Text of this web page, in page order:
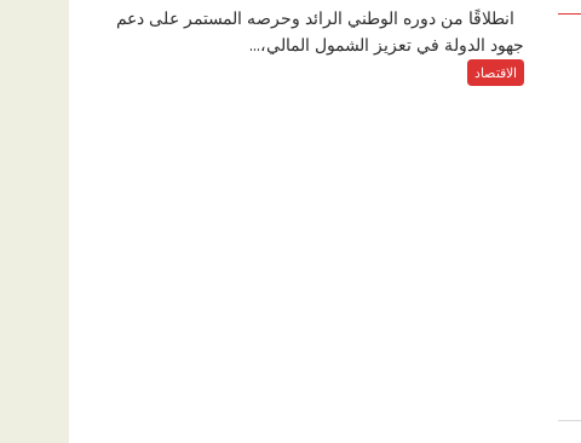
انطلاقًا من دوره الوطني الرائد وحرصه المستمر على دعم
جهود الدولة في تعزيز الشمول المالي،...
الاقتصاد